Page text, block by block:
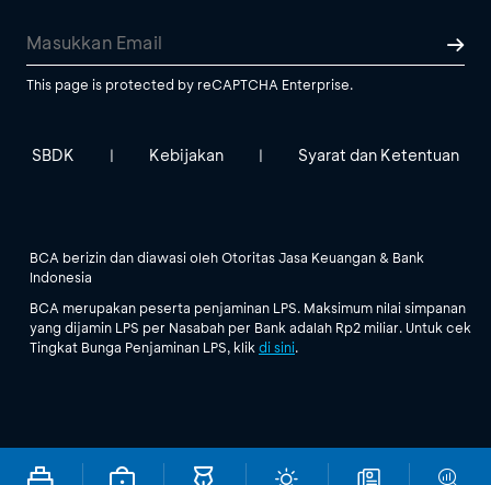
This page is protected by reCAPTCHA Enterprise.
SBDK | Kebijakan | Syarat dan Ketentuan
BCA berizin dan diawasi oleh Otoritas Jasa Keuangan & Bank
Indonesia
BCA merupakan peserta penjaminan LPS. Maksimum nilai simpanan
yang dijamin LPS per Nasabah per Bank adalah Rp2 miliar. Untuk cek
Tingkat Bunga Penjaminan LPS, klikdi sini.